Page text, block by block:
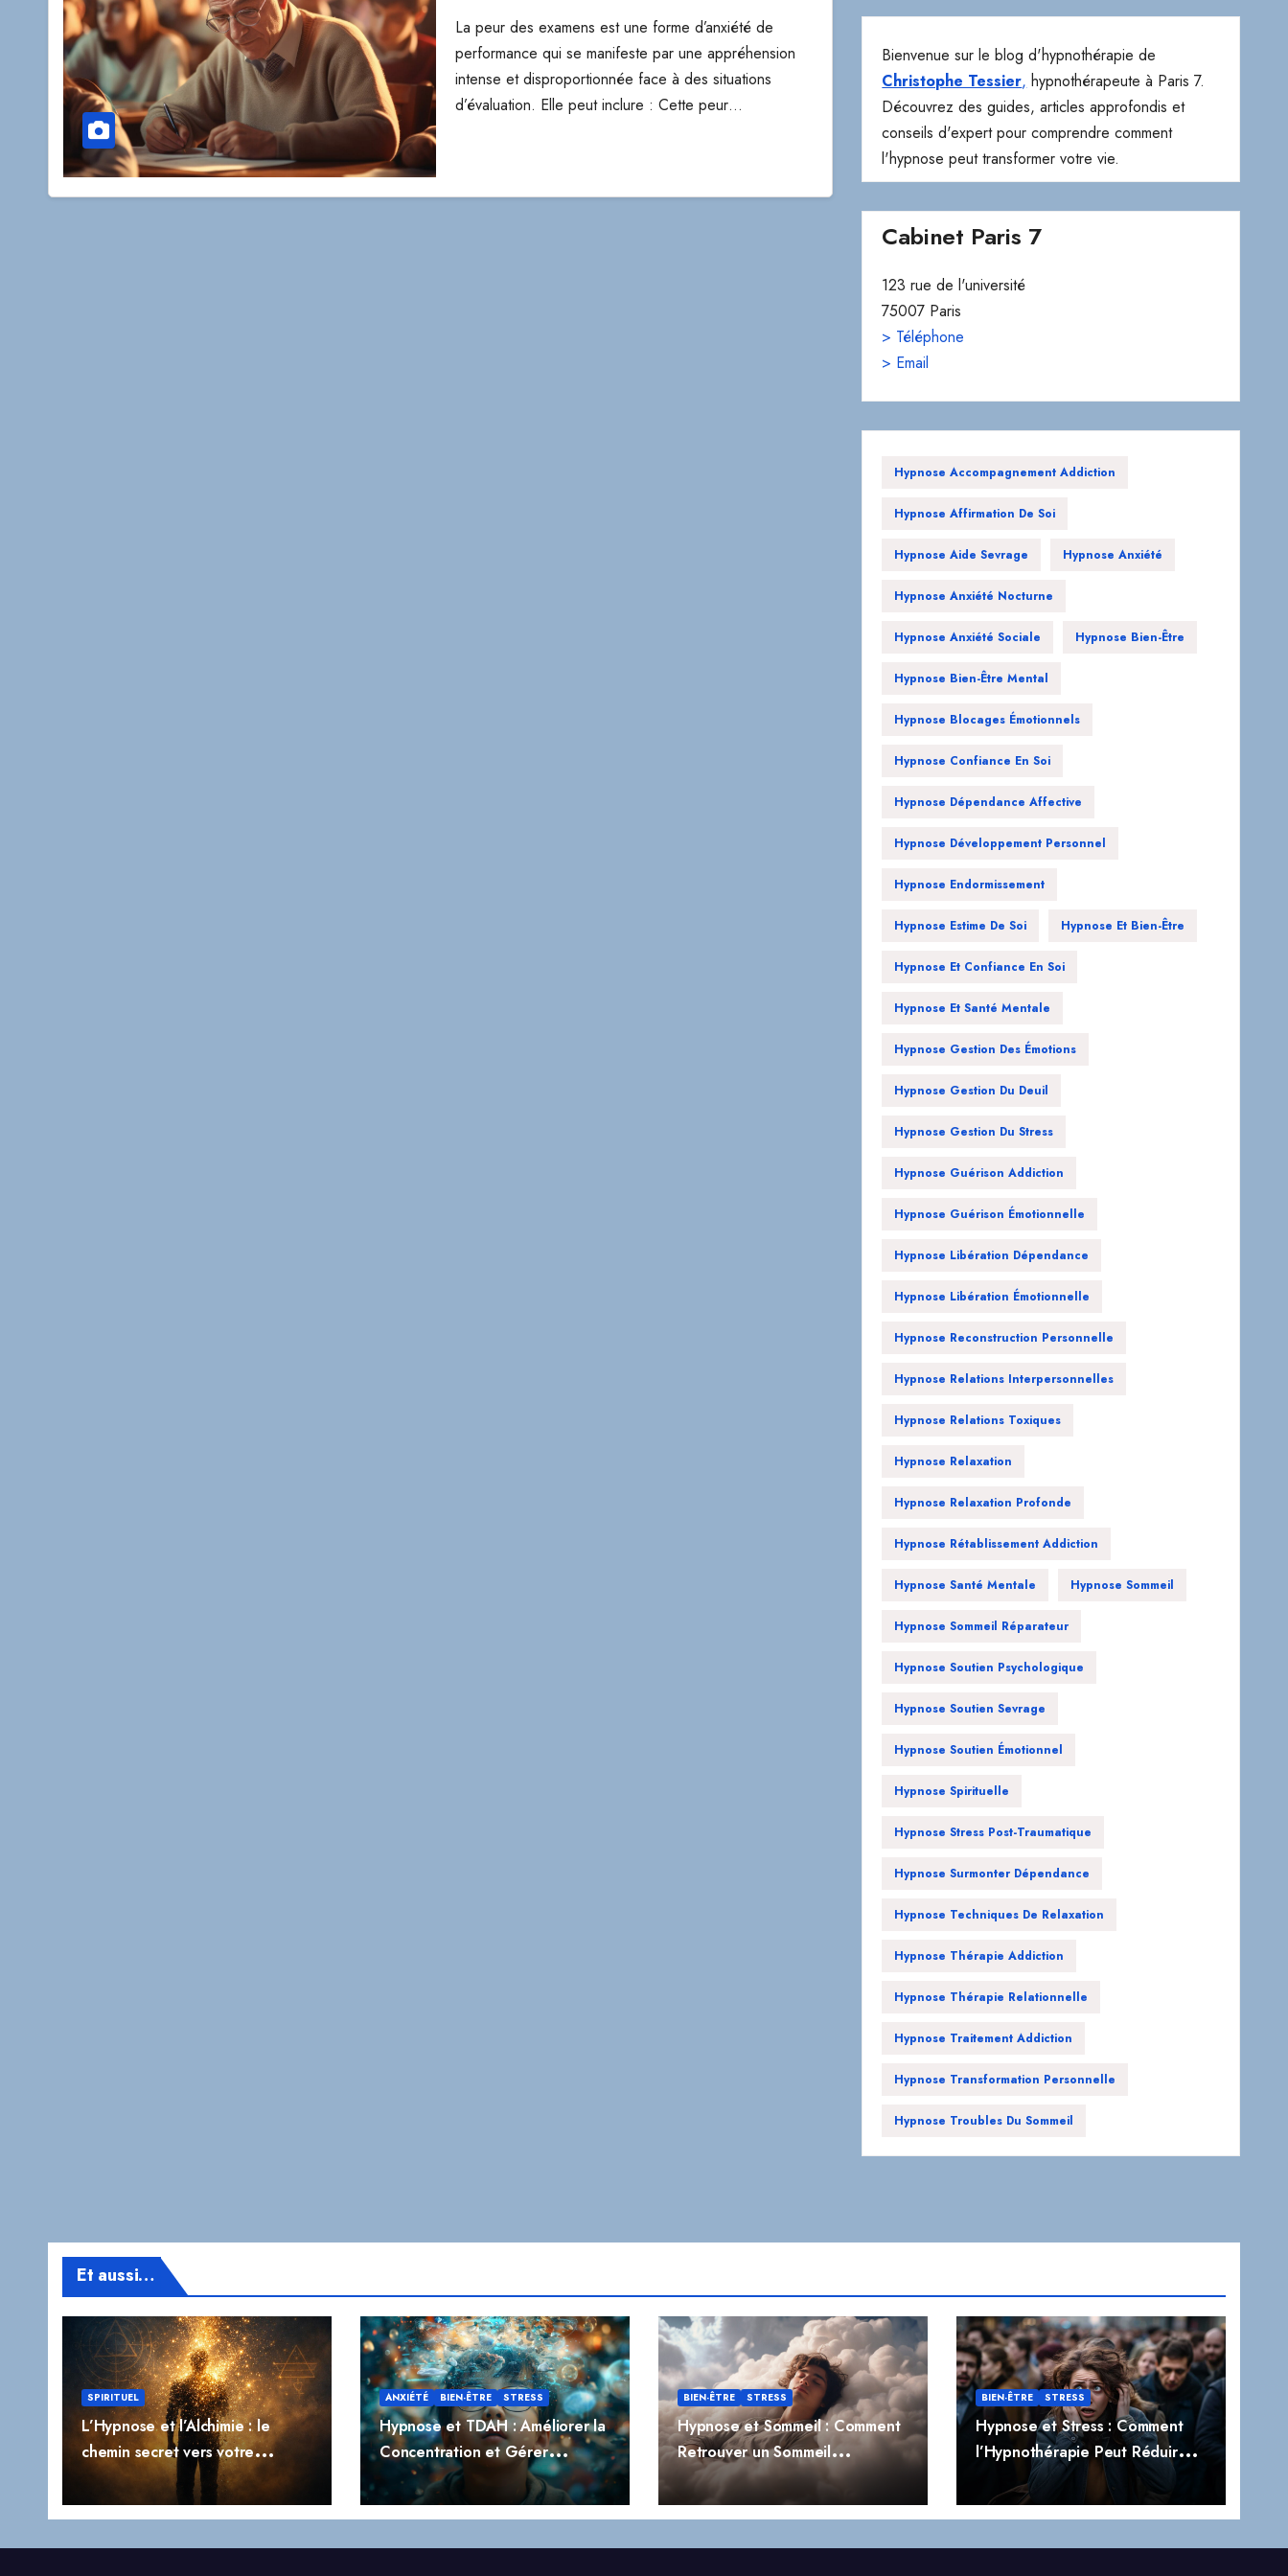
La peur des examens est une forme d’anxiété de
performance qui se manifeste par une appréhension
intense et disproportionnée face à des situations
d’évaluation. Elle peut inclure : Cette peur…
Bienvenue sur le blog d'hypnothérapie de
Christophe Tessier, hypnothérapeute à Paris 7.
Découvrez des guides, articles approfondis et
conseils d'expert pour comprendre comment
l'hypnose peut transformer votre vie.
Cabinet Paris 7
123 rue de l'université
75007 Paris
> Téléphone
> Email
Hypnose Accompagnement Addiction
Hypnose Affirmation De Soi
Hypnose Aide Sevrage Hypnose Anxiété
Hypnose Anxiété Nocturne
Hypnose Anxiété Sociale Hypnose Bien-Être
Hypnose Bien-Être Mental
Hypnose Blocages Émotionnels
Hypnose Confiance En Soi
Hypnose Dépendance Affective
Hypnose Développement Personnel
Hypnose Endormissement
Hypnose Estime De Soi Hypnose Et Bien-Être
Hypnose Et Confiance En Soi
Hypnose Et Santé Mentale
Hypnose Gestion Des Émotions
Hypnose Gestion Du Deuil
Hypnose Gestion Du Stress
Hypnose Guérison Addiction
Hypnose Guérison Émotionnelle
Hypnose Libération Dépendance
Hypnose Libération Émotionnelle
Hypnose Reconstruction Personnelle
Hypnose Relations Interpersonnelles
Hypnose Relations Toxiques
Hypnose Relaxation
Hypnose Relaxation Profonde
Hypnose Rétablissement Addiction
Hypnose Santé Mentale Hypnose Sommeil
Hypnose Sommeil Réparateur
Hypnose Soutien Psychologique
Hypnose Soutien Sevrage
Hypnose Soutien Émotionnel
Hypnose Spirituelle
Hypnose Stress Post-Traumatique
Hypnose Surmonter Dépendance
Hypnose Techniques De Relaxation
Hypnose Thérapie Addiction
Hypnose Thérapie Relationnelle
Hypnose Traitement Addiction
Hypnose Transformation Personnelle
Hypnose Troubles Du Sommeil
Et aussi…
SPIRITUEL
L’Hypnose et l’Alchimie : le
chemin secret vers votre
transformation profonde
ANXIÉTÉ BIEN-ÊTRE STRESS
Hypnose et TDAH : Améliorer la
Concentration et Gérer
l’Impulsivité
BIEN-ÊTRE STRESS
Hypnose et Sommeil : Comment
Retrouver un Sommeil
Réparateur Naturellement
BIEN-ÊTRE STRESS
Hypnose et Stress : Comment
l’Hypnothérapie Peut Réduire
Naturellement le Stress